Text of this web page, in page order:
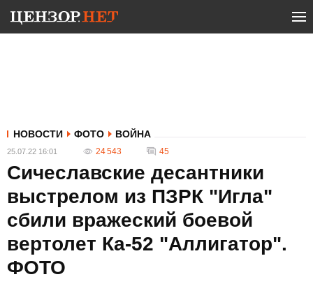
НОВОСТИ ФОТО ВОЙНА
25.07.22 16:01 24 543 45
Сичеславские десантники
выстрелом из ПЗРК "Игла"
сбили вражеский боевой
вертолет Ка-52 "Аллигатор".
ФОТО